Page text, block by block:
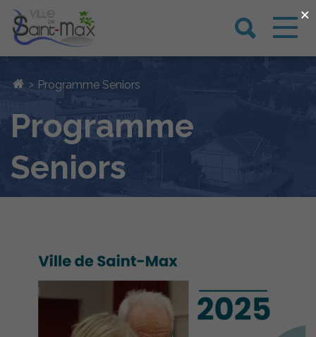
› Programme Seniors
Programme
Seniors
×